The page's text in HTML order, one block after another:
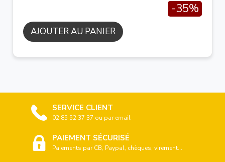
-35%
AJOUTER AU PANIER
SERVICE CLIENT
02 85 52 37 37 ou par email
PAIEMENT SÉCURISÉ
Paiements par CB, Paypal, chèques, virement...